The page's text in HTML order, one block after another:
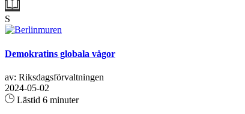
S
Demokratins globala vågor
av: Riksdagsförvaltningen
2024-05-02
Lästid 6 minuter